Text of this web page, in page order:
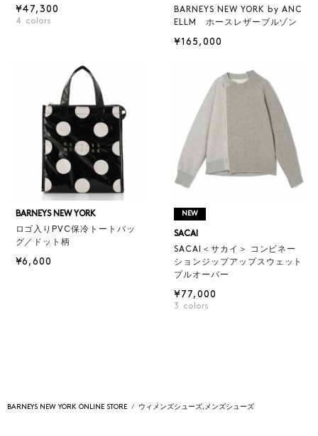
¥47,300
4 colors
BARNEYS NEW YORK by ANC
ELLM ホースレザーブルゾン
¥165,000
BARNEYS NEW YORK
ロゴ入りPVC保冷トートバッ
グ／ドット柄
¥6,600
NEW
SACAI
SACAI＜サカイ＞ コンビネー
ションジップアップスウェット
プルオーバー
¥77,000
3 colors
BARNEYS NEW YORK ONLINE STORE ウィメンズシューズ,メンズシューズ